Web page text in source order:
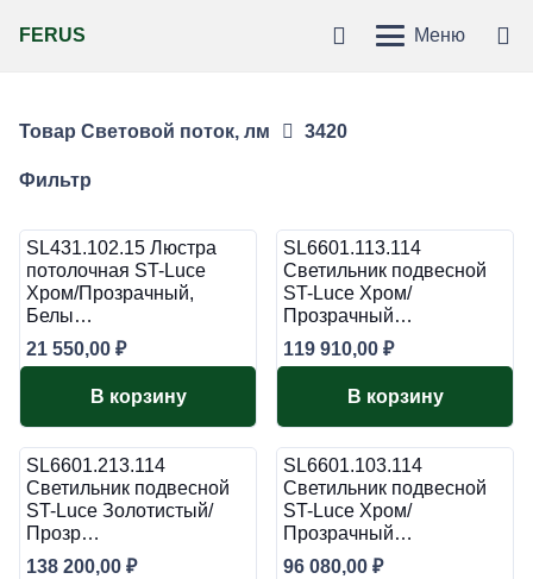
FERUS Меню
Товар Световой поток, лм 3420
Фильтр
SL431.102.15 Люстра
потолочная ST-Luce
Хром/Прозрачный,
Белы…
21 550,00 ₽
В корзину
SL6601.113.114
Светильник подвесной
ST-Luce Хром/
Прозрачный…
119 910,00 ₽
В корзину
SL6601.213.114
Светильник подвесной
ST-Luce Золотистый/
Прозр…
138 200,00 ₽
SL6601.103.114
Светильник подвесной
ST-Luce Хром/
Прозрачный…
96 080,00 ₽